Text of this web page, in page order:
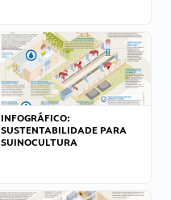
INFOGRÁFICO:
SUSTENTABILIDADE PARA
SUINOCULTURA